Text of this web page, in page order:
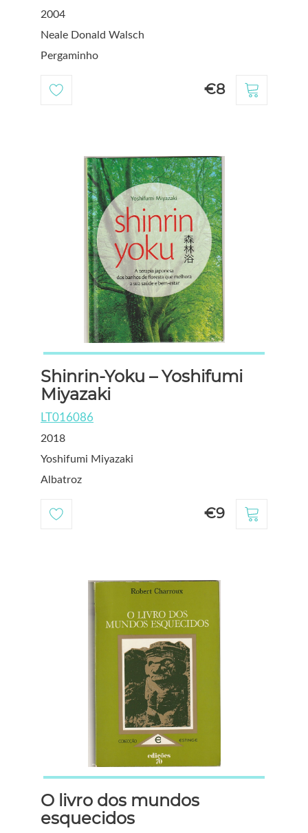
2004
Neale Donald Walsch
Pergaminho
€8
Shinrin-Yoku – Yoshifumi
Miyazaki
LT016086
2018
Yoshifumi Miyazaki
Albatroz
€9
O livro dos mundos
esquecidos